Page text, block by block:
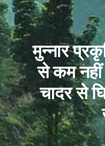
मुन्नार
से कम
चादर से